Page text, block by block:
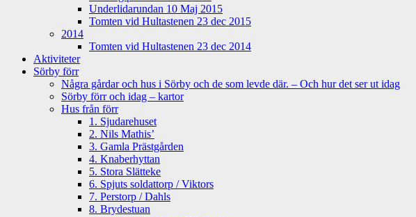
Underlidarundan 10 Maj 2015
Tomten vid Hultastenen 23 dec 2015
2014
Tomten vid Hultastenen 23 dec 2014
Aktiviteter
Sörby förr
Några gårdar och hus i Sörby och de som levde där. – Och hur det ser ut idag
Sörby förr och idag – kartor
Hus från förr
1. Sjudarehuset
2. Nils Mathis’
3. Gamla Prästgården
4. Knaberhyttan
5. Stora Slätteke
6. Spjuts soldattorp / Viktors
7. Perstorp / Dahls
8. Brydestuan